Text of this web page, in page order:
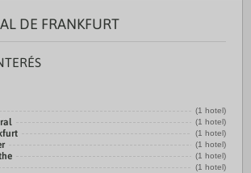
DE FRANKFURT
(1 hotel)
(1 hotel)
(1 hotel)
(1 hotel)
(1 hotel)
(1 hotel)